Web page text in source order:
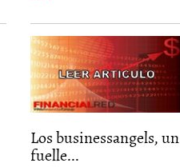
Los businessangels, un
fuelle...